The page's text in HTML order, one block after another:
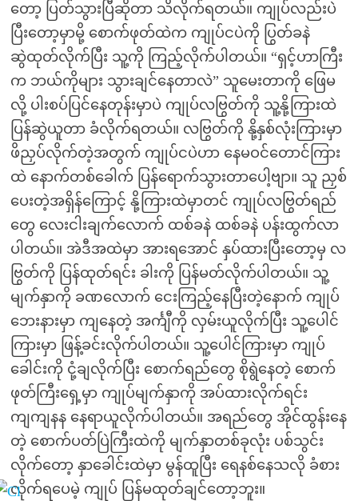
တော့ ပြတ်သွားပြီဆိုတာ သိလိုက်ရတယ်။ ကျုပ်လည်းပဲ
ပြီးတော့မှာမို့ စောက်ဖုတ်ထဲက ကျုပ်ငပဲကို ပြွတ်ခနဲ
ဆွဲထုတ်လိုက်ပြီး သူ့ကို ကြည့်လိုက်ပါတယ်။ “ရှင့်ဟာကြီး
က ဘယ်ကိုများ သွားချင်နေတာလဲ” သူမေးတာကို ဖြေမ
လို့ ပါးစပ်ပြင်နေတုန်းမှာပဲ ကျုပ်လဗြွတ်ကို သူ့နို့ကြားထဲ
ပြန်ဆွဲယူတာ ခံလိုက်ရတယ်။ လဗြွတ်ကို နို့နှစ်လုံးကြားမှာ
ဖိညှပ်လိုက်တဲ့အတွက် ကျုပ်ငပဲဟာ နေမဝင်တောင်ကြား
ထဲ နောက်တစ်ခေါက် ပြန်ရောက်သွားတာပေါ့ဗျာ။ သူ ညှစ်
ပေးတဲ့အရှိန်ကြောင့် နို့ကြားထဲမှာတင် ကျုပ်လဗြွတ်ရည်
တွေ လေးငါးချက်လောက် ထစ်ခနဲ ထစ်ခနဲ ပန်းထွက်လာ
ပါတယ်။ အဲဒီအထဲမှာ အားရအောင် နှပ်ထားပြီးတော့မှ လ
ဗြွတ်ကို ပြန်ထုတ်ရင်း ခါးကို ပြန်မတ်လိုက်ပါတယ်။ သူ့
မျက်နှာကို ခဏလောက် ငေးကြည့်နေပြီးတဲ့နောက် ကျုပ်
ဘေးနားမှာ ကျနေတဲ့ အင်္ကျီကို လှမ်းယူလိုက်ပြီး သူ့ပေါင်
ကြားမှာ ဖြန့်ခင်းလိုက်ပါတယ်။ သူ့ပေါင်ကြားမှာ ကျုပ်
ခေါင်းကို ငုံ့ချလိုက်ပြီး စောက်ရည်တွေ စိုရွဲနေတဲ့ စောက်
ဖုတ်ကြီးရှေ့မှာ ကျုပ်မျက်နှာကို အပ်ထားလိုက်ရင်း
ကျကျနန နေရာယူလိုက်ပါတယ်။ အရည်တွေ အိုင်ထွန်းနေ
တဲ့ စောက်ပတ်ပြဲကြီးထဲကို မျက်နှာတစ်ခုလုံး ပစ်သွင်း
လိုက်တော့ နှာခေါင်းထဲမှာ မွန်ထူပြီး ရေနစ်နေသလို ခံစား
လိုက်ရပေမဲ့ ကျုပ် ပြန်မထုတ်ချင်တော့ဘူး။